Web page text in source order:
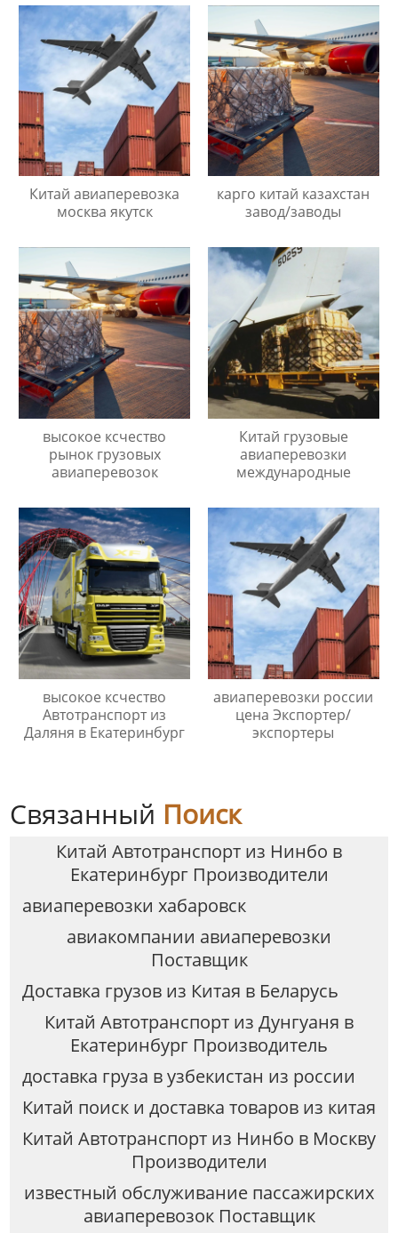
Китай авиаперевозка
москва якутск
карго китай казахстан
завод/заводы
высокое ксчество
рынок грузовых
авиаперевозок
Китай грузовые
авиаперевозки
международные
высокое ксчество
Автотранспорт из
Даляня в Екатеринбург
авиаперевозки россии
цена Экспортер/
экспортеры
Связанный Поиск
Китай Автотранспорт из Нинбо в
Екатеринбург Производители
авиаперевозки хабаровск
авиакомпании авиаперевозки
Поставщик
Доставка грузов из Китая в Беларусь
Китай Автотранспорт из Дунгуаня в
Екатеринбург Производитель
доставка груза в узбекистан из россии
Китай поиск и доставка товаров из китая
Китай Автотранспорт из Нинбо в Москву
Производители
известный обслуживание пассажирских
авиаперевозок Поставщик